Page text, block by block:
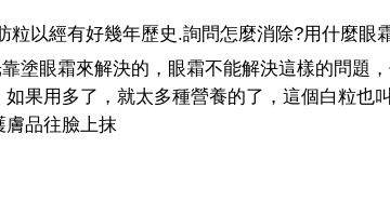
粒以經有好幾年歷史.詢問怎麼消除?用什麼眼
眼霜來解決的，眼霜不能解決這樣的問題，
果用多了，就太多種營養的了，這個白粒也
膚品往臉上抹